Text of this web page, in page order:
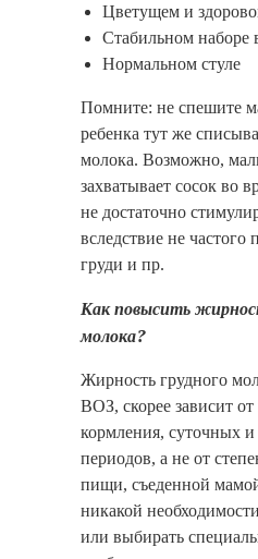
Цветущем и
Стабильном наборе
Нормальном стуле
Помните: не спешите
ребенка тут же
молока. Возможно,
захватывает сосок во
не достаточно
вследствие не
груди и пр.
Как повысить
молока?
Жирность грудного
ВОЗ, скорее зависит
кормления, суточных
периодов, а не от
пищи, съеденной
никакой
или выбирать